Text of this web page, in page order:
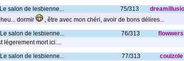
Le salon de lesbienne...
75/313
heu... dormir
, être avec mon chéri, avoir de bons délires...
Le salon de lesbienne...
76/313 flowwers
légerement mort ici....
Le salon de lesbienne...
77/313 couizole